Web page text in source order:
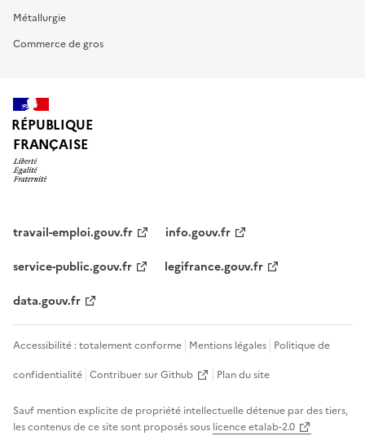
Métallurgie
Commerce de gros
RÉPUBLIQUE
FRANÇAISE
travail-emploi.gouv.fr
info.gouv.fr
service-public.gouv.fr
legifrance.gouv.fr
data.gouv.fr
Accessibilité : totalement conforme Mentions légales Politique de
confidentialité Contribuer sur Github Plan du site
Sauf mention explicite de propriété intellectuelle détenue par des tiers,
les contenus de ce site sont proposés sous licence etalab-2.0